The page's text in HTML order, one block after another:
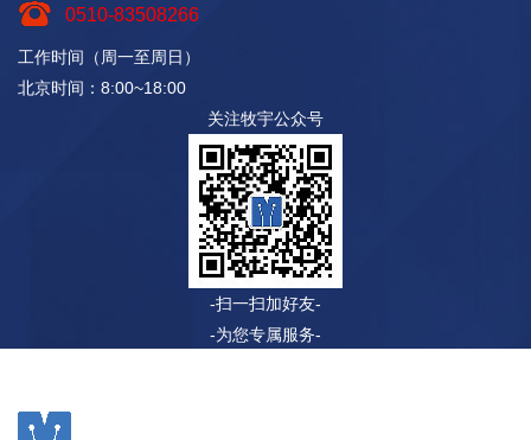
0510-83508266
工作时间（周一至周日）
北京时间：8:00~18:00
关注牧宇公众号
-扫一扫加好友-
-为您专属服务-